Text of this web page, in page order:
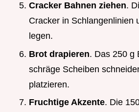
Cracker Bahnen ziehen.
Cracker in Schlangenlinien
legen.
Brot drapieren. Das 250 g
schräge Scheiben
platzieren.
Fruchtige Akzente. Die